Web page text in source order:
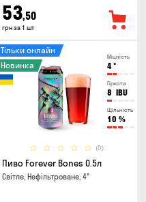
53,50
грн за 1 шт
Міцність
4°
Гіркота
8 IBU
Щільність
10 %
(0)
Тільки онлайн
Новинка
Пиво Forever Bones 0.5л
Світле, Нефільтроване, 4°